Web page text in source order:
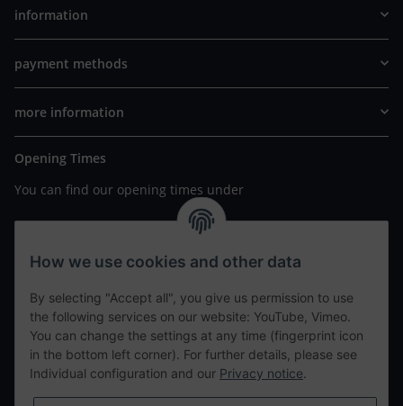
information
payment methods
more information
Opening Times
You can find our opening times under
https://www.wannavapor.de/Filialen
your personal site
contact details
tweet
teilen
How we use cookies and other data
By selecting "Accept all", you give us permission to use
the following services on our website: YouTube, Vimeo.
You can change the settings at any time (fingerprint icon
in the bottom left corner). For further details, please see
Individual configuration and our Privacy notice.